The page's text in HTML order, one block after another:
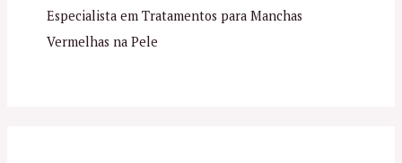
Especialista em Tratamentos para Manchas
Vermelhas na Pele